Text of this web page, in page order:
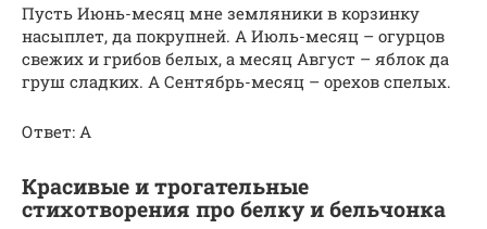
Пусть Июнь-месяц мне земляники в корзинку
насыплет, да покрупней. А Июль-месяц – огурцов
свежих и грибов белых, а месяц Август – яблок да
груш сладких. А Сентябрь-месяц – орехов спелых.
Ответ: А
Красивые и трогательные
стихотворения про белку и бельчонка